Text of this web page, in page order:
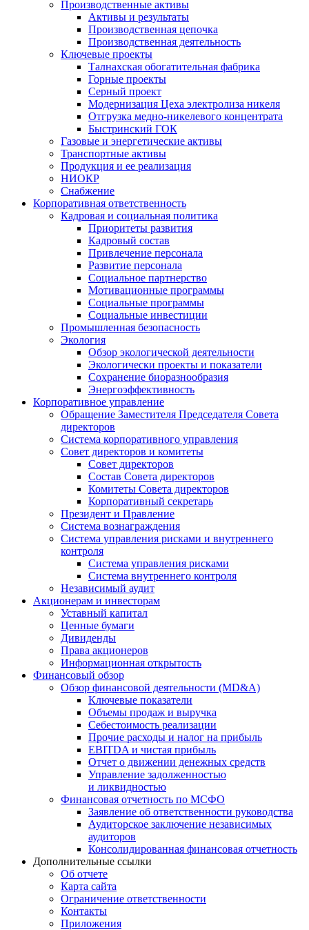
Производственные активы
Активы и результаты
Производственная цепочка
Производственная деятельность
Ключевые проекты
Талнахская обогатительная фабрика
Горные проекты
Серный проект
Модернизация Цеха электролиза никеля
Отгрузка медно-никелевого концентрата
Быстринский ГОК
Газовые и энергетические активы
Транспортные активы
Продукция и ее реализация
НИОКР
Снабжение
Корпоративная ответственность
Кадровая и социальная политика
Приоритеты развития
Кадровый состав
Привлечение персонала
Развитие персонала
Социальное партнерство
Мотивационные программы
Социальные программы
Социальные инвестиции
Промышленная безопасность
Экология
Обзор экологической деятельности
Экологически проекты и показатели
Сохранение биоразнообразия
Энергоэффективность
Корпоративное управление
Обращение Заместителя Председателя Совета
директоров
Система корпоративного управления
Совет директоров и комитеты
Совет директоров
Состав Совета директоров
Комитеты Совета директоров
Корпоративный секретарь
Президент и Правление
Система вознаграждения
Система управления рисками и внутреннего
контроля
Система управления рисками
Система внутреннего контроля
Независимый аудит
Акционерам и инвесторам
Уставный капитал
Ценные бумаги
Дивиденды
Права акционеров
Информационная открытость
Финансовый обзор
Обзор финансовой деятельности (MD&A)
Ключевые показатели
Объемы продаж и выручка
Себестоимость реализации
Прочие расходы и налог на прибыль
EBITDA и чистая прибыль
Отчет о движении денежных средств
Управление задолженностью
и ликвидностью
Финансовая отчетность по МСФО
Заявление об ответственности руководства
Аудиторское заключение независимых
аудиторов
Консолидированная финансовая отчетность
Дополнительные ссылки
Об отчете
Карта сайта
Ограничение ответственности
Контакты
Приложения